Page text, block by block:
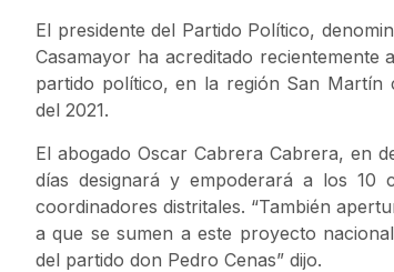
El presidente del Partido Político,
Casamayor ha acreditado
partido político, en la región San Martín
del 2021.
El abogado Oscar Cabrera Cabrera, en
días designará y empoderará a los 10
coordinadores distritales. “También
a que se sumen a este proyecto
del partido don Pedro Cenas” dijo.